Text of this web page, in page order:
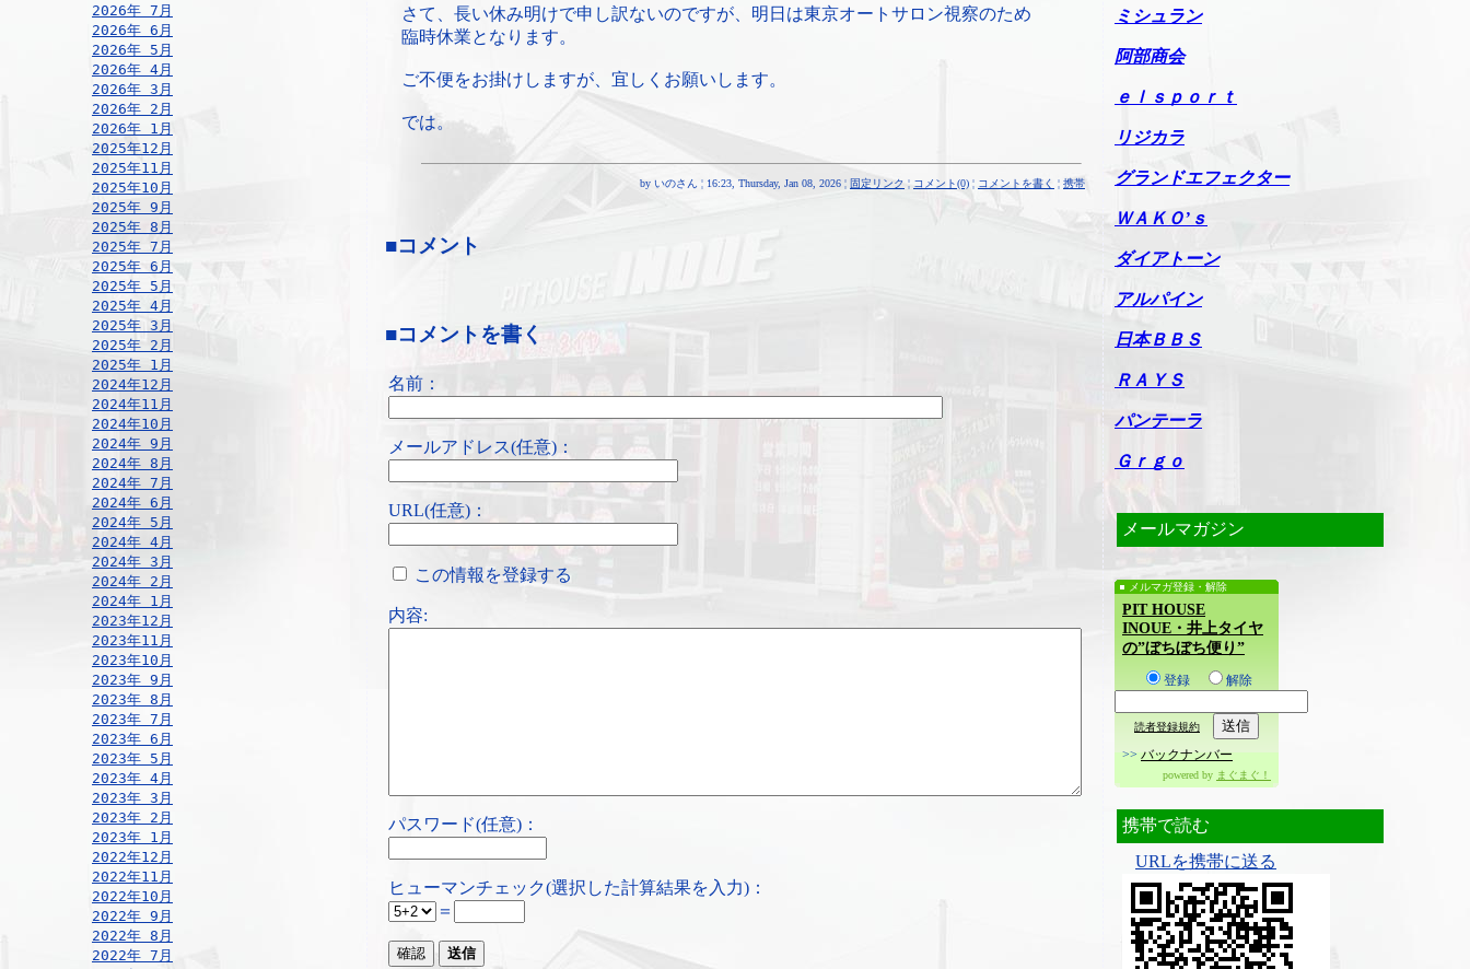
2026年 7月
2026年 6月
2026年 5月
2026年 4月
2026年 3月
2026年 2月
2026年 1月
2025年12月
2025年11月
2025年10月
2025年 9月
2025年 8月
2025年 7月
2025年 6月
2025年 5月
2025年 4月
2025年 3月
2025年 2月
2025年 1月
2024年12月
2024年11月
2024年10月
2024年 9月
2024年 8月
2024年 7月
2024年 6月
2024年 5月
2024年 4月
2024年 3月
2024年 2月
2024年 1月
2023年12月
2023年11月
2023年10月
2023年 9月
2023年 8月
2023年 7月
2023年 6月
2023年 5月
2023年 4月
2023年 3月
2023年 2月
2023年 1月
2022年12月
2022年11月
2022年10月
2022年 9月
2022年 8月
2022年 7月
さて、長い休み明けで申し訳ないのですが、明日は東京オートサロン視察のため
臨時休業となります。
ご不便をお掛けしますが、宜しくお願いします。
では。
by いのさん ¦ 16:23, Thursday, Jan 08, 2026 ¦ 固定リンク ¦ コメント(0) ¦ コメントを書く ¦ 携帯
■コメント
■コメントを書く
名前：
メールアドレス(任意)：
URL(任意)：
この情報を登録する
内容:
パスワード(任意)：
ヒューマンチェック(選択した計算結果を入力)：
＝
ミシュラン
阿部商会
ｅｌｓｐｏｒｔ
リジカラ
グランドエフェクター
ＷＡＫＯ’ｓ
ダイアトーン
アルパイン
日本ＢＢＳ
ＲＡＹＳ
パンテーラ
Ｇｒｇｏ
メールマガジン
メルマガ登録・解除
PIT HOUSE
INOUE・井上タイヤ
の”ぼちぼち便り”
登録 解除
読者登録規約
>> バックナンバー
powered by まぐまぐ！
携帯で読む
URLを携帯に送る